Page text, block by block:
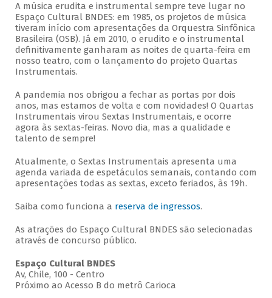
A música erudita e instrumental sempre teve lugar no
Espaço Cultural BNDES: em 1985, os projetos de música
tiveram início com apresentações da Orquestra Sinfônica
Brasileira (OSB). Já em 2010, o erudito e o instrumental
definitivamente ganharam as noites de quarta-feira em
nosso teatro, com o lançamento do projeto Quartas
Instrumentais.
A pandemia nos obrigou a fechar as portas por dois
anos, mas estamos de volta e com novidades! O Quartas
Instrumentais virou Sextas Instrumentais, e ocorre
agora às sextas-feiras. Novo dia, mas a qualidade e
talento de sempre!
Atualmente, o Sextas Instrumentais apresenta uma
agenda variada de espetáculos semanais, contando com
apresentações todas as sextas, exceto feriados, às 19h.
Saiba como funciona a reserva de ingressos.
As atrações do Espaço Cultural BNDES são selecionadas
através de concurso público.
Espaço Cultural BNDES
Av, Chile, 100 - Centro
Próximo ao Acesso B do metrô Carioca